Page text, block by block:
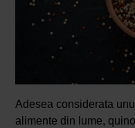
Adesea considerata
alimente din lume,